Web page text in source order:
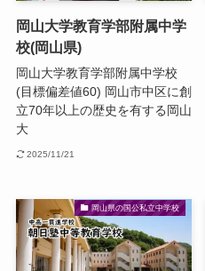
岡山大学教育学部附属中学
校(岡山県)
岡山大学教育学部附属中学校
(目標偏差値60) 岡山市中区に創
立70年以上の歴史を有する岡山
大
2025/11/21
岡山県の国公私立中学校